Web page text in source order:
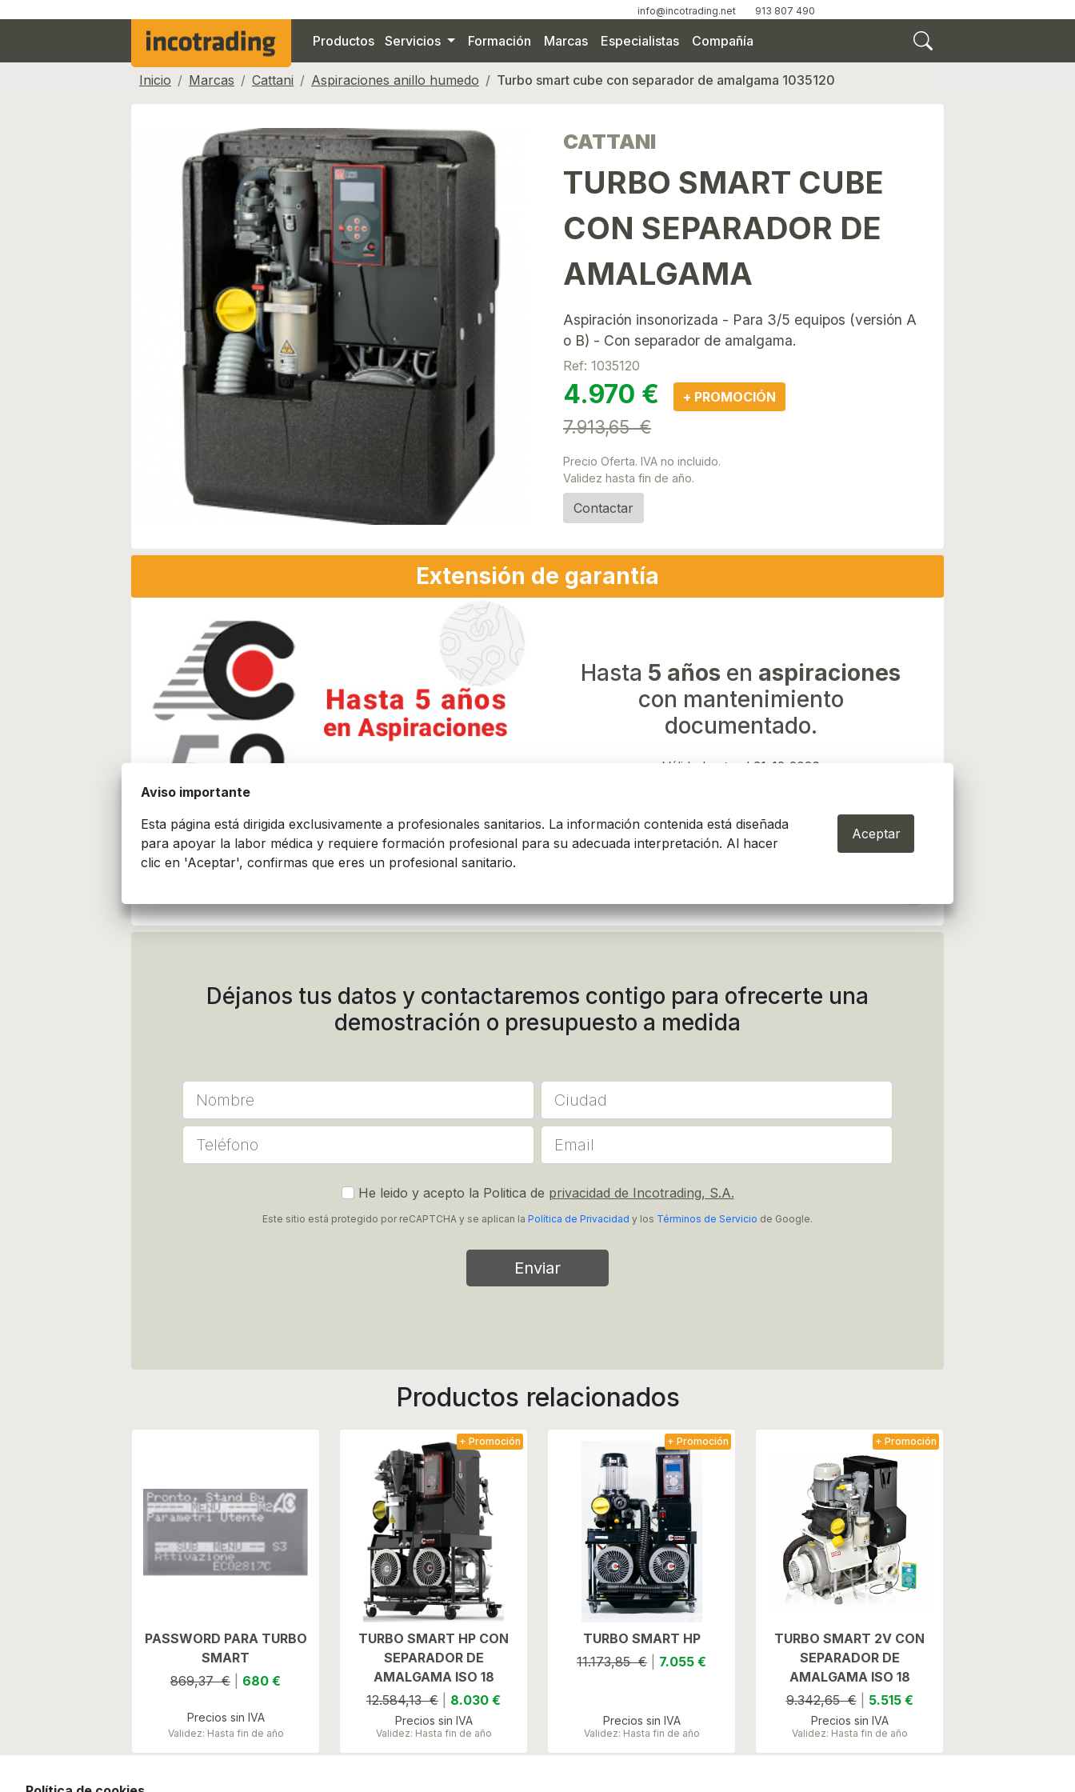
info@incotrading.net 913 807 490
Productos Servicios Formación Marcas Especialistas Compañía
Inicio Marcas Cattani Aspiraciones anillo humedo Turbo smart cube con separador de amalgama 1035120
CATTANI
TURBO SMART CUBE
CON SEPARADOR DE
AMALGAMA
Aspiración insonorizada - Para 3/5 equipos (versión A
o B) - Con separador de amalgama.
Ref: 1035120
4.970 € + PROMOCIÓN
7.913,65 €
Precio Oferta. IVA no incluido.
Validez hasta fin de año.
Contactar
Extensión de garantía
Hasta 5 años en aspiraciones
con mantenimiento
documentado.
Válido hasta el 31-12-2026
Déjanos tus datos y contactaremos contigo para ofrecerte una
demostración o presupuesto a medida
He leido y acepto la Politica de privacidad de Incotrading, S.A.
Este sitio está protegido por reCAPTCHA y se aplican la Política de Privacidad y los Términos de Servicio de Google.
Enviar
Productos relacionados
PASSWORD PARA TURBO
SMART
869,37 €
680 €
Precios sin IVA
Validez: Hasta fin de año
TURBO SMART HP CON
SEPARADOR DE
AMALGAMA ISO 18
12.584,13 €
8.030 €
Precios sin IVA
Validez: Hasta fin de año
+ Promoción
TURBO SMART HP
11.173,85 €
7.055 €
Precios sin IVA
Validez: Hasta fin de año
+ Promoción
TURBO SMART 2V CON
SEPARADOR DE
AMALGAMA ISO 18
9.342,65 €| 5.515 €
Precios sin IVA
Validez: Hasta fin de año
+ Promoción
Aviso importante
Esta página está dirigida exclusivamente a profesionales sanitarios. La información contenida está diseñada
para apoyar la labor médica y requiere formación profesional para su adecuada interpretación. Al hacer
clic en 'Aceptar', confirmas que eres un profesional sanitario.
Aceptar